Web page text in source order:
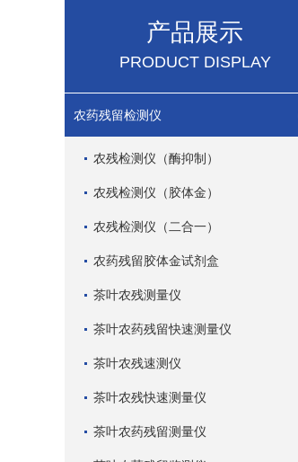
产品展示
PRODUCT DISPLAY
农药残留检测仪
农残检测仪（酶抑制）
农残检测仪（胶体金）
农残检测仪（二合一）
农药残留胶体金试剂盒
茶叶农残测量仪
茶叶农药残留快速测量仪
茶叶农残速测仪
茶叶农残快速测量仪
茶叶农药残留测量仪